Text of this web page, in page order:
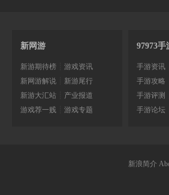
新网游
新游期待榜
游戏资讯
新网游解说
新游尾行
新游大汇站
产业报道
游戏荐一贱
游戏专题
97973手
手游资讯
手游攻略
手游评测
手游论坛
新浪简介